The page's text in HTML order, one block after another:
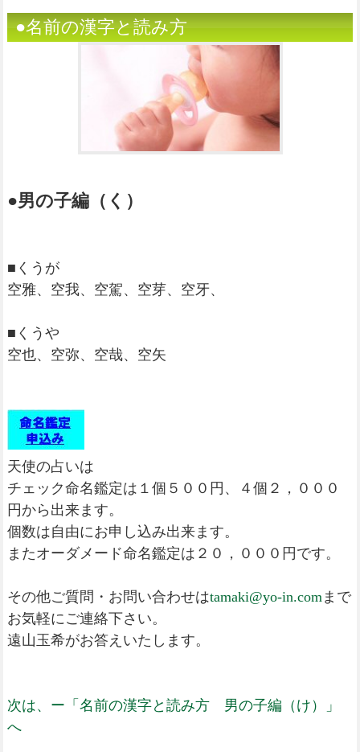
●名前の漢字と読み方
●男の子編（く）
■くうが
空雅、空我、空駕、空芽、空牙、
■くうや
空也、空弥、空哉、空矢
天使の占いは
チェック命名鑑定は１個５００円、４個２，０００
円から出来ます。
個数は自由にお申し込み出来ます。
またオーダメード命名鑑定は２０，０００円です。
その他ご質問・お問い合わせはtamaki@yo-in.comまで
お気軽にご連絡下さい。
遠山玉希がお答えいたします。
次は、ー「名前の漢字と読み方 男の子編（け）」
へ